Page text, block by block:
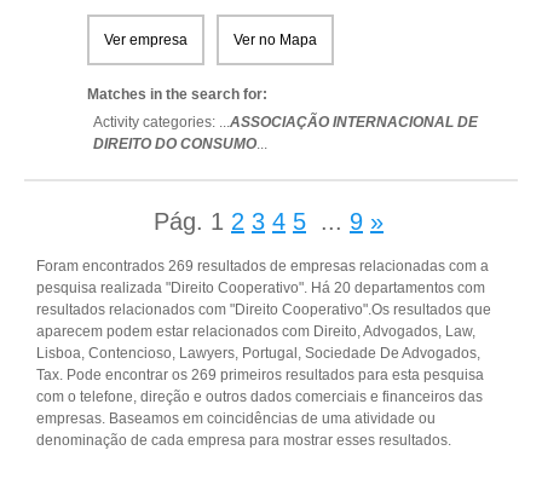
Ver empresa Ver no Mapa
Matches in the search for:
Activity categories: ...ASSOCIAÇÃO INTERNACIONAL DE
DIREITO DO CONSUMO...
Pág. 1 2 3 4 5 ... 9 »
Foram encontrados 269 resultados de empresas relacionadas com a
pesquisa realizada "Direito Cooperativo". Há 20 departamentos com
resultados relacionados com "Direito Cooperativo".Os resultados que
aparecem podem estar relacionados com Direito, Advogados, Law,
Lisboa, Contencioso, Lawyers, Portugal, Sociedade De Advogados,
Tax. Pode encontrar os 269 primeiros resultados para esta pesquisa
com o telefone, direção e outros dados comerciais e financeiros das
empresas. Baseamos em coincidências de uma atividade ou
denominação de cada empresa para mostrar esses resultados.